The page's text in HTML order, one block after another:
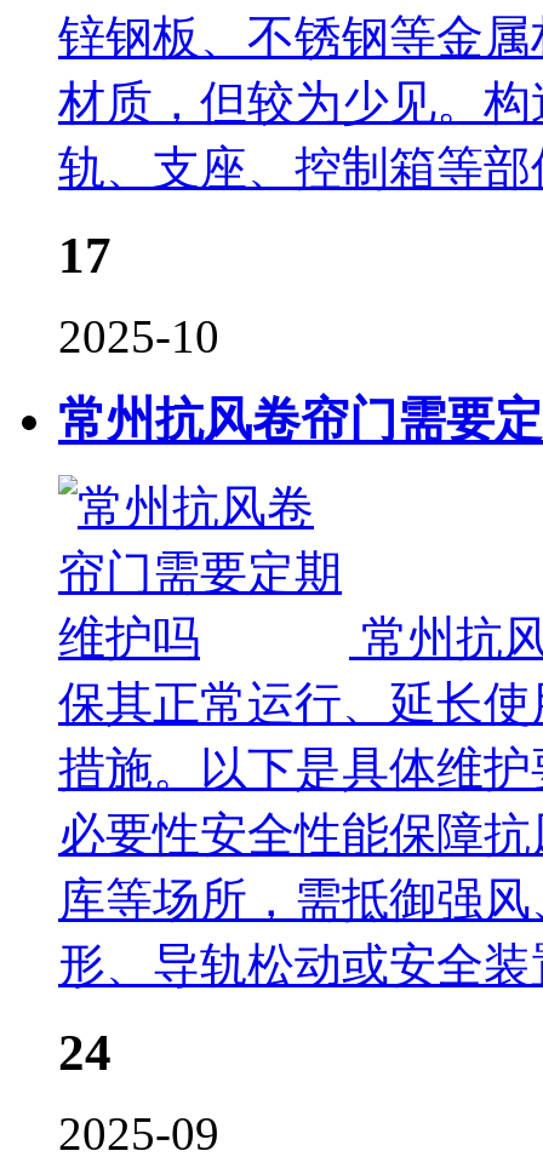
锌钢板、不锈钢等金
材质，但较为少见。
轨、支座、控制箱等
17
2025-10
常州抗风卷帘门需要
常州抗
保其正常运行、延长
措施。以下是具体维
必要性安全性能保障
库等场所，需抵御强
形、导轨松动或安全
24
2025-09